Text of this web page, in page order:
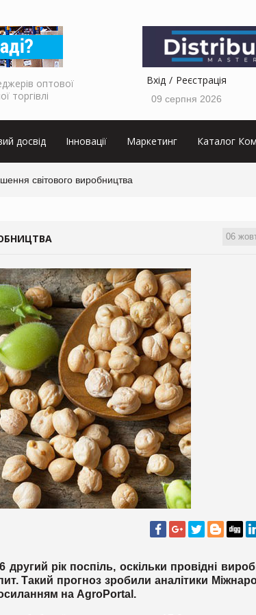
оптової
торгівлі
Вхід Реєстрація
09 серпня 2026
досвід Інновації Маркетинг Каталог
світового виробництва
06
рік поспіль, оскільки провідні
Такий прогноз зробили аналітики
на AgroPortal .